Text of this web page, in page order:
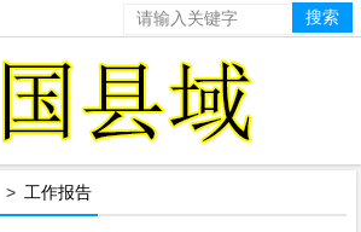
> 工作报告